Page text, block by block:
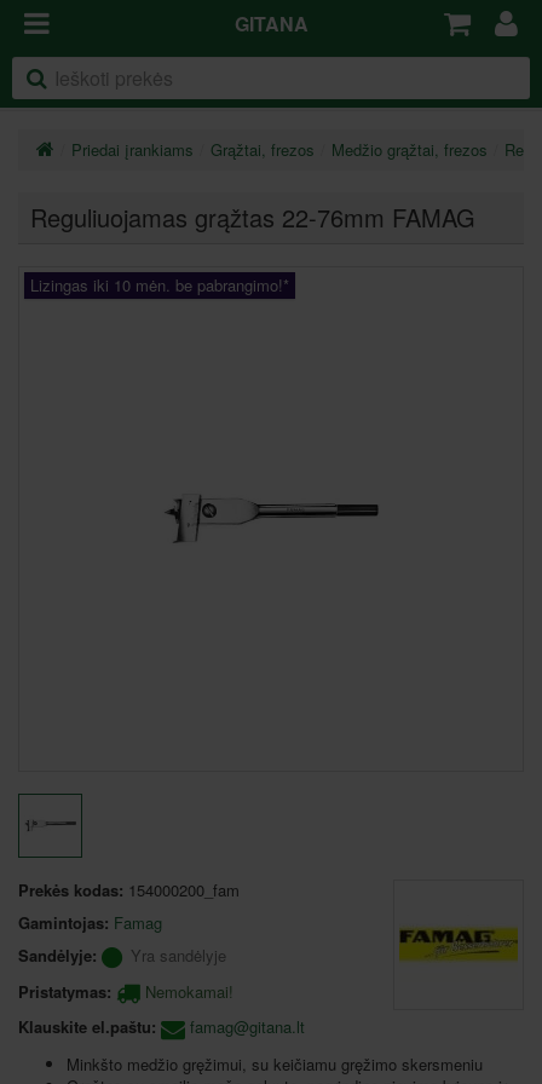
GITANA
Priedai įrankiams Grąžtai, frezos Medžio grąžtai, frezos
Reguliuojamas grąžtas 22-76mm FAMAG
Lizingas iki 10 mėn. be pabrangimo!*
Prekės kodas: 154000200_fam
Gamintojas: Famag
Sandėlyje:
Yra sandėlyje
Pristatymas:
Nemokamai!
Klauskite el.paštu:
famag@gitana.lt
Minkšto medžio gręžimui, su keičiamu gręžimo skersmeniu